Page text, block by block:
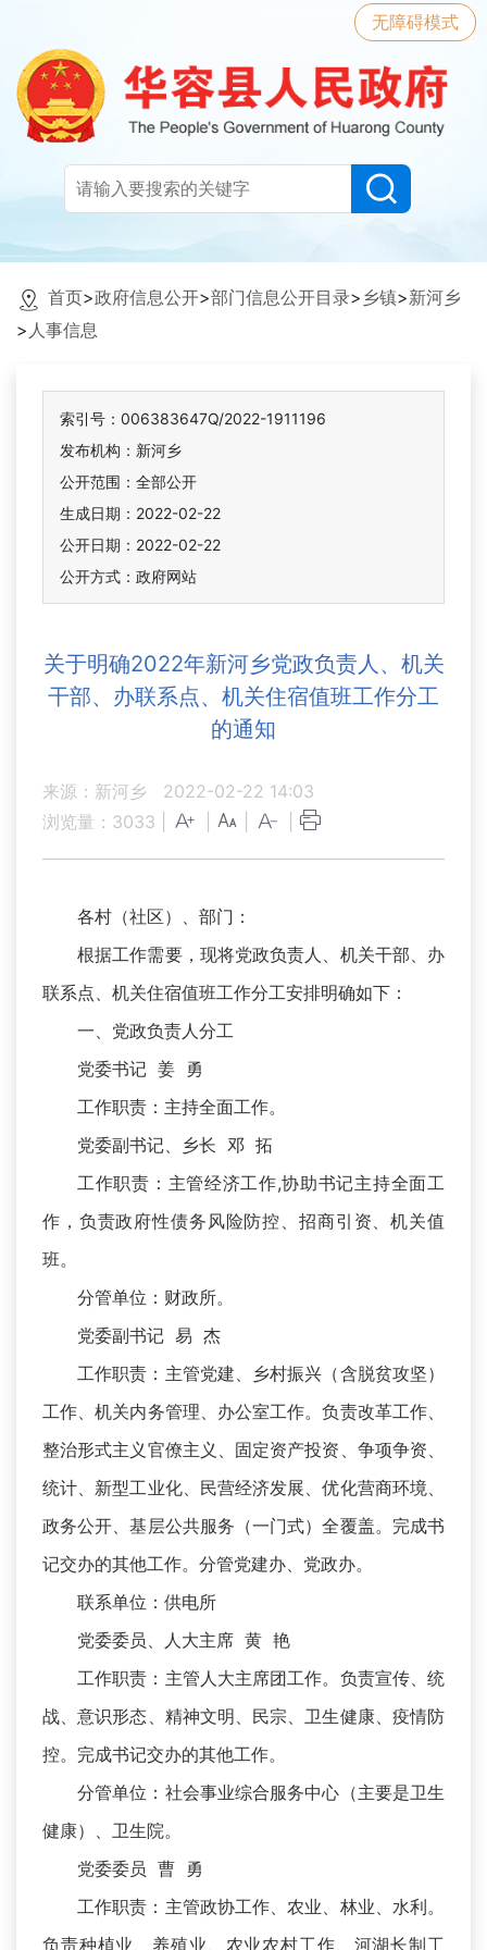
无障碍模式
首页>政府信息公开>部门信息公开目录> 乡镇>新河乡
> 人事信息
索引号：006383647Q/2022-1911196
发布机构：新河乡
公开范围：全部公开
生成日期：2022-02-22
公开日期：2022-02-22
公开方式：政府网站
关于明确2022年新河乡党政负责人、机关
干部、办联系点、机关住宿值班工作分工
的通知
来源：新河乡
2022-02-22 14:03
浏览量： 3033
各村（社区）、部门：
根据工作需要，现将党政负责人、机关干部、办
联系点、机关住宿值班工作分工安排明确如下：
一、党政负责人分工
党委书记 姜 勇
工作职责：主持全面工作。
党委副书记、乡长 邓 拓
工作职责：主管经济工作,协助书记主持全面工
作，负责政府性债务风险防控、招商引资、机关值
班。
分管单位：财政所。
党委副书记 易 杰
工作职责：主管党建、乡村振兴（含脱贫攻坚）
工作、机关内务管理、办公室工作。负责改革工作、
整治形式主义官僚主义、固定资产投资、争项争资、
统计、新型工业化、民营经济发展、优化营商环境、
政务公开、基层公共服务（一门式）全覆盖。完成书
记交办的其他工作。分管党建办、党政办。
联系单位：供电所
党委委员、人大主席 黄 艳
工作职责：主管人大主席团工作。负责宣传、统
战、意识形态、精神文明、民宗、卫生健康、疫情防
控。完成书记交办的其他工作。
分管单位：社会事业综合服务中心（主要是卫生
健康）、卫生院。
党委委员 曹 勇
工作职责：主管政协工作、农业、林业、水利。
负责种植业、养殖业、农业农村工作、河湖长制工